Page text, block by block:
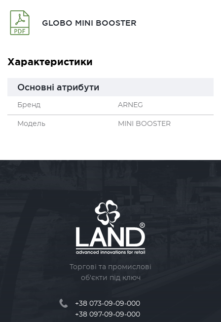
GLOBO MINI BOOSTER
Характеристики
Основні атрибути
Бренд ARNEG
Модель MINI BOOSTER
Торгові та промислові
об'єкти під ключ
+38 073-09-09-000
+38 097-09-09-000